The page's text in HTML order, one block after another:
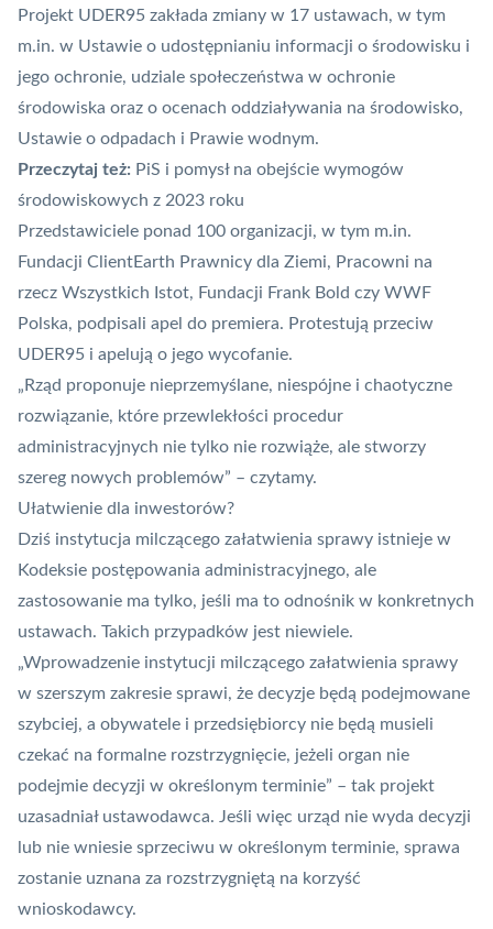
Projekt UDER95 zakłada zmiany w 17 ustawach, w tym
m.in. w Ustawie o udostępnianiu informacji o środowisku i
jego ochronie, udziale społeczeństwa w ochronie
środowiska oraz o ocenach oddziaływania na środowisko,
Ustawie o odpadach i Prawie wodnym.
Przeczytaj też: PiS i pomysł na obejście wymogów
środowiskowych z 2023 roku
Przedstawiciele ponad 100 organizacji, w tym m.in.
Fundacji ClientEarth Prawnicy dla Ziemi, Pracowni na
rzecz Wszystkich Istot, Fundacji Frank Bold czy WWF
Polska, podpisali apel do premiera. Protestują przeciw
UDER95 i apelują o jego wycofanie.
„Rząd proponuje nieprzemyślane, niespójne i chaotyczne
rozwiązanie, które przewlekłości procedur
administracyjnych nie tylko nie rozwiąże, ale stworzy
szereg nowych problemów” – czytamy.
Ułatwienie dla inwestorów?
Dziś instytucja milczącego załatwienia sprawy istnieje w
Kodeksie postępowania administracyjnego, ale
zastosowanie ma tylko, jeśli ma to odnośnik w konkretnych
ustawach. Takich przypadków jest niewiele.
„Wprowadzenie instytucji milczącego załatwienia sprawy
w szerszym zakresie sprawi, że decyzje będą podejmowane
szybciej, a obywatele i przedsiębiorcy nie będą musieli
czekać na formalne rozstrzygnięcie, jeżeli organ nie
podejmie decyzji w określonym terminie” – tak projekt
uzasadniał ustawodawca. Jeśli więc urząd nie wyda decyzji
lub nie wniesie sprzeciwu w określonym terminie, sprawa
zostanie uznana za rozstrzygniętą na korzyść
wnioskodawcy.